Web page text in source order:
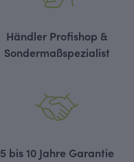
Händler Profishop &
Sondermaßspezialist
5 bis 10 Jahre Garantie